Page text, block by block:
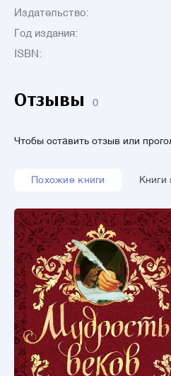
Издательство:
Год издания:
ISBN:
Отзывы 0
Чтобы оставить отзыв или
Похожие книги Книги